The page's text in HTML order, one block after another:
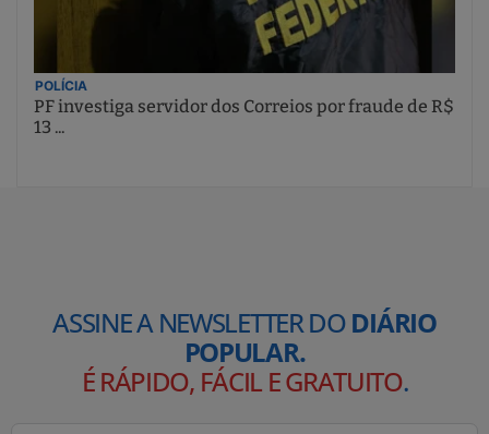
POLÍCIA
PF investiga servidor dos Correios por fraude de R$
13 ...
ASSINE A NEWSLETTER DODIÁRIO
POPULAR.
É RÁPIDO, FÁCIL E GRATUITO.